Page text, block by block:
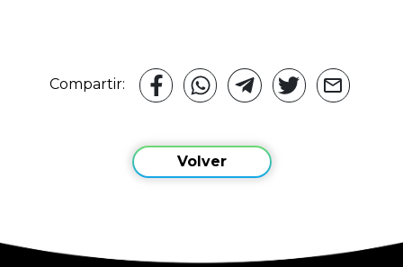
Compartir:
Volver